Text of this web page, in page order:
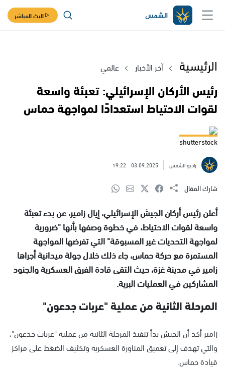
البث المباشر
الرئيسية آخر الأخبار عالمي
رئيس الأركان الإسرائيلي: تعبئة واسعة
لقوات الاحتياط استعدادًا لمواجهة حماس
shutterstock
راديو الشمس 03.09.2025
19:22
شارك المقال
أعلن رئيس أركان الجيش الإسرائيلي، إيال زامير، عن بدء تعبئة
واسعة لقوات الاحتياط، في خطوة وصفها بأنها "ضرورية
لمواجهة التحديات غير المسبوقة" التي تفرضها المواجهة
المستمرة مع حركة حماس، جاء ذلك خلال جولة ميدانية أجراها
زامير في مدينة غزة، حيث التقى قادة الفرق العسكرية والجنود
المشاركين في العمليات البرية.
المرحلة الثانية من عملية "عربات جدعون"
زامير أكد أن الجيش بدأ تنفيذ المرحلة الثانية من عملية "عربات جدعون"،
والتي تهدف إلى تعميق المناورة العسكرية وتكثيف الضغط على مراكز
قيادة حماس.